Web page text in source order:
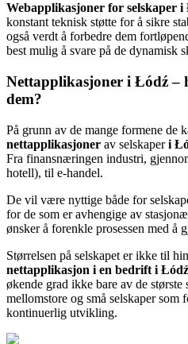
Webapplikasjoner for selskaper i
konstant teknisk støtte for å sikre
også verdt å forbedre dem
best mulig å svare på de dynamisk
Nettapplikasjoner i Łódź –
dem?
På grunn av de mange formene de
nettapplikasjoner av selskaperi
Fra finansnæringen industri,
hotell), til e-handel.
De vil være nyttige både for
for de som er avhengige av
ønsker å forenkle prosessen med å
Størrelsen på selskapet er ikke til
nettapplikasjon i en bedrift i Łódź
økende grad ikke bare av de største
mellomstore og små selskaper som
kontinuerlig utvikling.